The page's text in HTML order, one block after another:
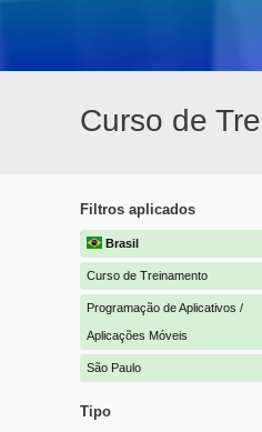
Curso de
Filtros aplicados
Brasil
Curso de Treinamento
Programação de Aplicativos /
Aplicações Móveis
São Paulo
Tipo